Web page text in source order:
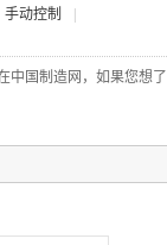
动控制
|
中国制造网，如果您想了